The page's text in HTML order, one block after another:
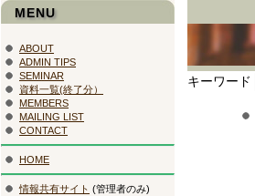
キーワード
MENU
ABOUT
ADMIN TIPS
SEMINAR
資料一覧(終了分）
MEMBERS
MAILING LIST
CONTACT
HOME
情報共有サイト (管理者のみ)